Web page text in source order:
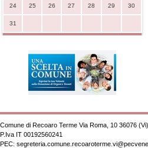
24 25 26 27 28 29 30
31
Comune di Recoaro Terme Via Roma, 10 36076
P.Iva IT 00192560241
PEC: